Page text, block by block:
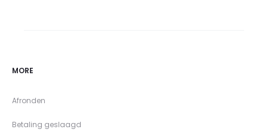
MORE
Afronden
Betaling geslaagd